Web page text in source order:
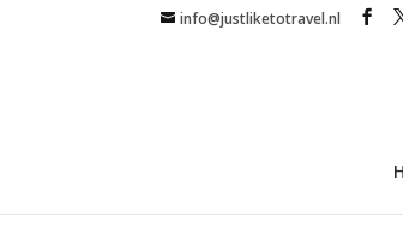
info@justliketotravel.nl